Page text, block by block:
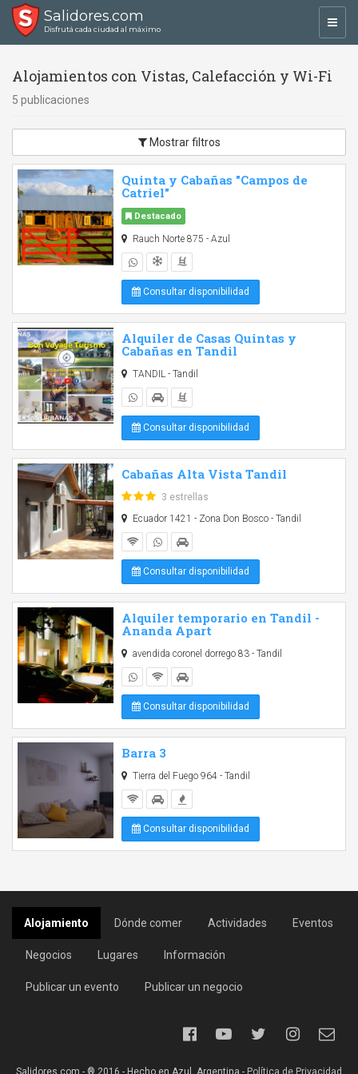
Salidores.com
Disfrutá cada ciudad al máximo
Alojamientos con Vistas, Calefacción y Wi-Fi
5 publicaciones
Mostrar filtros
Quinta y Cabañas "Campos de
Catriel"
Destacado
Rauch Norte 875 - Azul
Consultar disponibilidad
Alquiler de Casas Quintas y
Cabañas en Tandil
TANDIL - Tandil
Consultar disponibilidad
Cabañas Alta Vista Tandil
3 estrellas
Ecuador 1421 - Zona Don Bosco - Tandil
Consultar disponibilidad
Alquiler temporario en Tandil -
Ananda Apart
avendida coronel dorrego 83 - Tandil
Consultar disponibilidad
Barra 3
Tierra del Fuego 964 - Tandil
Consultar disponibilidad
Alojamiento Dónde comer Actividades Eventos
Negocios Lugares Información
Publicar un evento Publicar un negocio
Salidores.com - ® 2016 - Hecho en Azul, Argentina - Política de Privacidad